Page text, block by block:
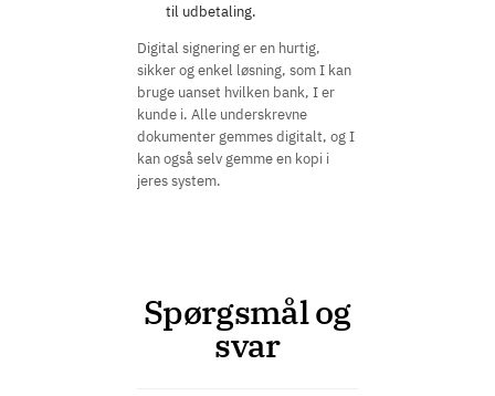
til udbetaling.
Digital signering er en hurtig,
sikker og enkel løsning, som I kan
bruge uanset hvilken bank, I er
kunde i. Alle underskrevne
dokumenter gemmes digitalt, og I
kan også selv gemme en kopi i
jeres system.
Spørgsmål og
svar